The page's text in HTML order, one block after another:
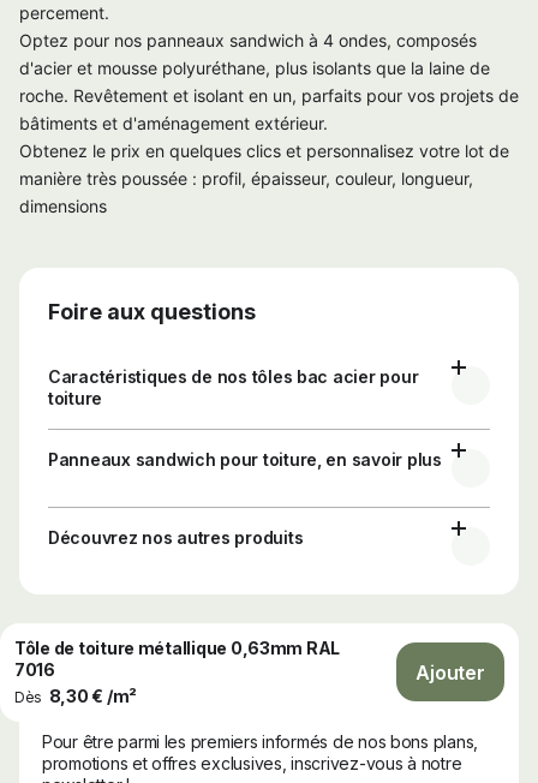
percement.
Optez pour nos panneaux sandwich à 4 ondes, composés
d'acier et mousse polyuréthane, plus isolants que la laine de
roche. Revêtement et isolant en un, parfaits pour vos projets de
bâtiments et d'aménagement extérieur.
Obtenez le prix en quelques clics et personnalisez votre lot de
manière très poussée : profil, épaisseur, couleur, longueur,
dimensions
Foire aux questions
Caractéristiques de nos tôles bac acier pour
toiture
Panneaux sandwich pour toiture, en savoir plus
Découvrez nos autres produits
Tôle de toiture métallique 0,63mm RAL
7016
Dès 8,30 € /m²
Ajouter
Newsletter
Pour être parmi les premiers informés de nos bons plans,
promotions et offres exclusives, inscrivez-vous à notre